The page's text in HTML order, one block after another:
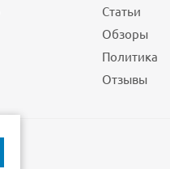
Статьи
Обзоры
Политика
Отзывы